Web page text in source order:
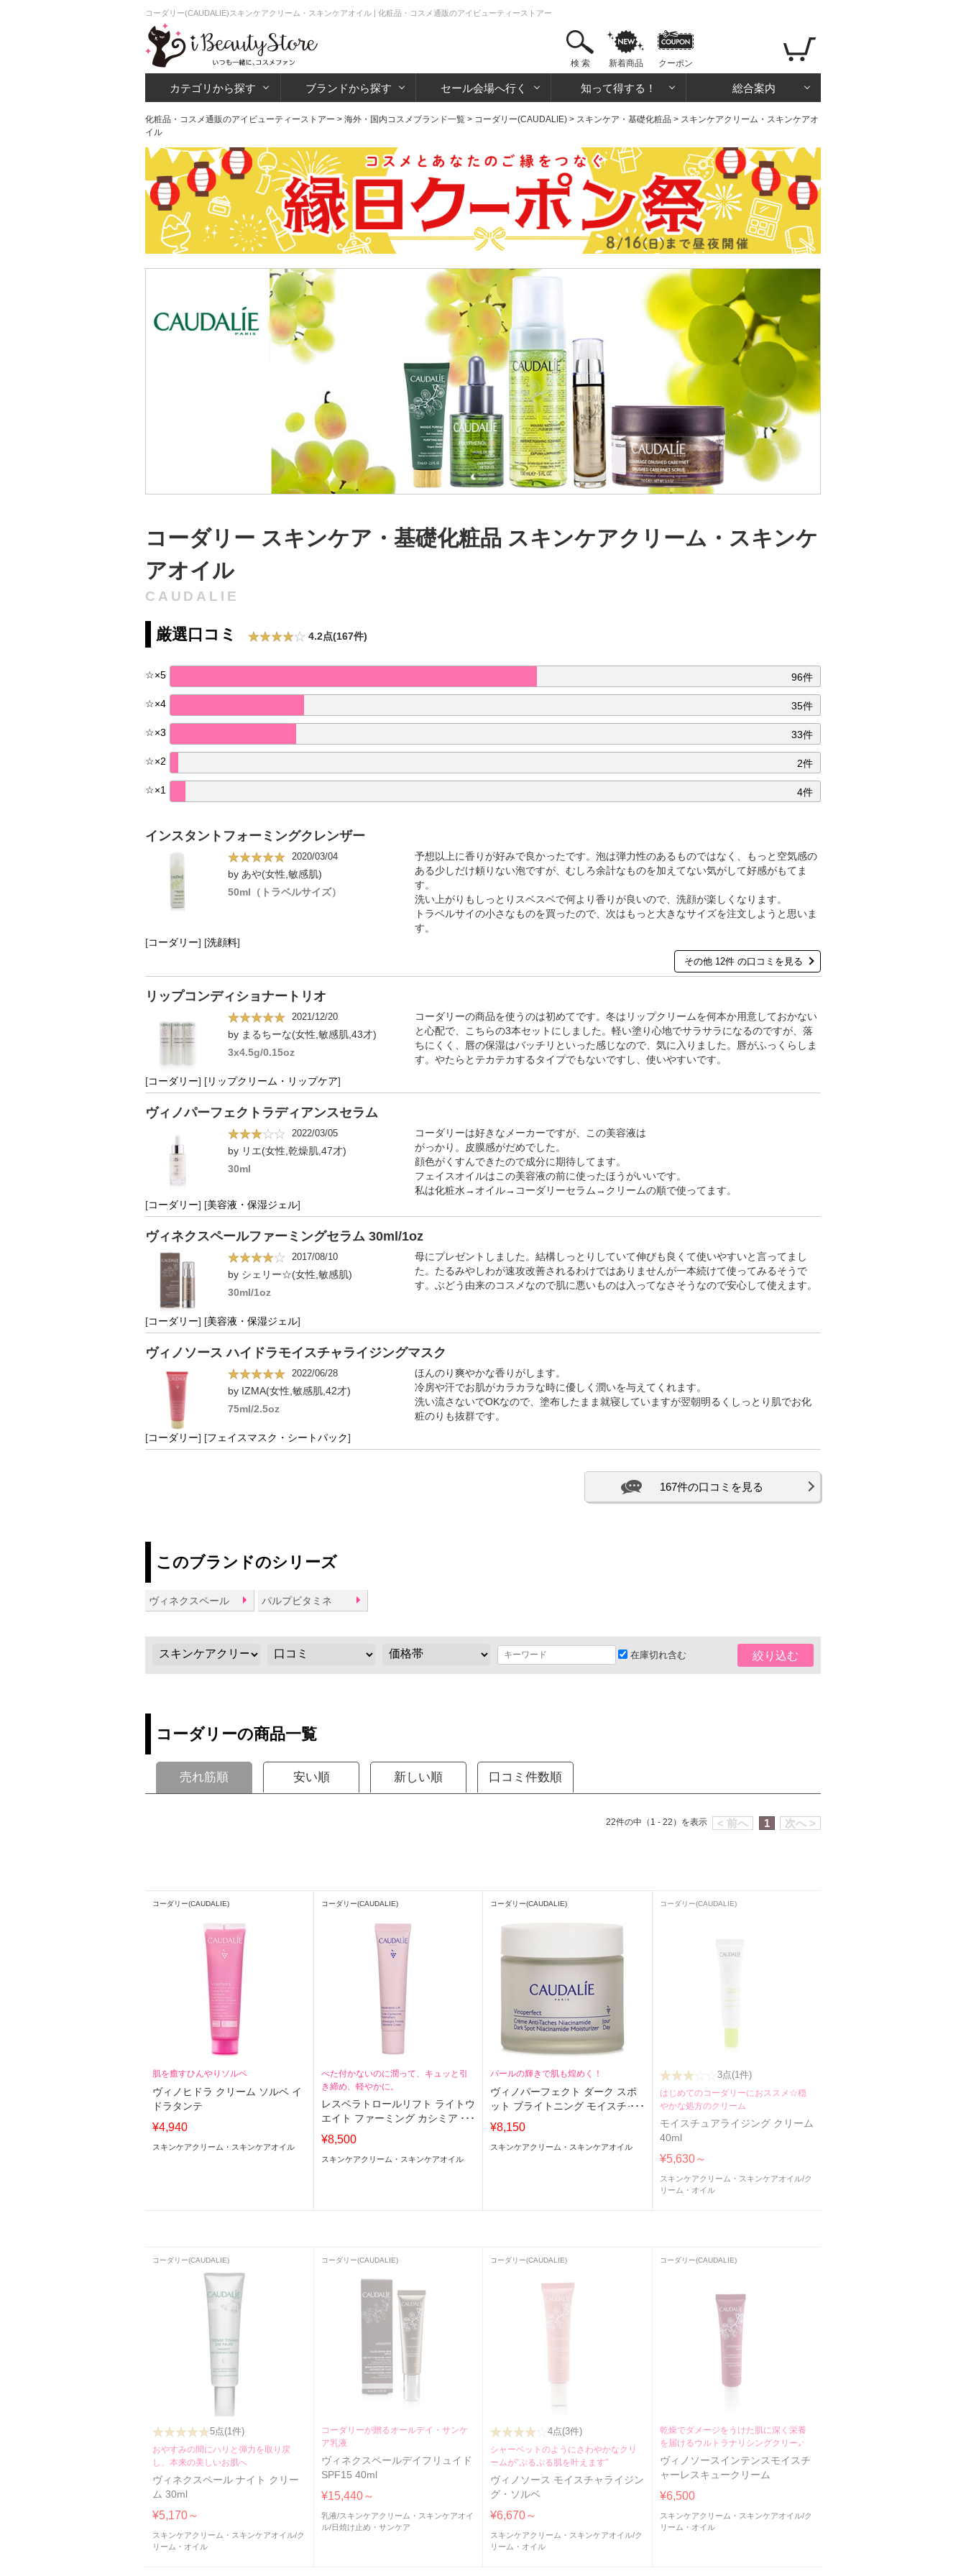
コーダリー(CAUDALIE)スキンケアクリーム・スキンケアオイル | 化粧品・コスメ通販のアイビューティーストアー
検 索 新着商品 クーポン
カテゴリから探す ブランドから探す セール会場へ行く 知って得する！ 総合案内
化粧品・コスメ通販のアイビューティーストアー > 海外・国内コスメブランド一覧 > コーダリー(CAUDALIE) > スキンケア・基礎化粧品 > スキンケアクリーム・スキンケアオ
イル
コーダリー スキンケア・基礎化粧品 スキンケアクリーム・スキンケ
アオイル
CAUDALIE
厳選口コミ 4.2点(167件)
☆×5 96件
☆×4 35件
☆×3 33件
☆×2 2件
☆×1 4件
インスタントフォーミングクレンザー
2020/03/04
by あや(女性,敏感肌)
50ml（トラベルサイズ）
予想以上に香りが好みで良かったです。泡は弾力性のあるものではなく、もっと空気感の
ある少しだけ頼りない泡ですが、むしろ余計なものを加えてない気がして好感がもてま
す。
洗い上がりもしっとりスベスベで何より香りが良いので、洗顔が楽しくなります。
トラベルサイの小さなものを買ったので、次はもっと大きなサイズを注文しようと思いま
す。
[コーダリー] [洗顔料]
その他 12件 の口コミを見る
リップコンディショナートリオ
2021/12/20
by まるちーな(女性,敏感肌,43才)
3x4.5g/0.15oz
コーダリーの商品を使うのは初めてです。冬はリップクリームを何本か用意しておかない
と心配で、こちらの3本セットにしました。軽い塗り心地でサラサラになるのですが、落
ちにくく、唇の保湿はバッチリといった感じなので、気に入りました。唇がふっくらしま
す。やたらとテカテカするタイプでもないですし、使いやすいです。
[コーダリー] [ リップクリーム・リップケア]
ヴィノパーフェクトラディアンスセラム
2022/03/05
by リエ(女性,乾燥肌,47才)
30ml
コーダリーは好きなメーカーですが、この美容液は
がっかり。皮膜感がだめでした。
顔色がくすんできたので成分に期待してます。
フェイスオイルはこの美容液の前に使ったほうがいいです。
私は化粧水→オイル→コーダリーセラム→クリームの順で使ってます。
[コーダリー] [美容液・保湿ジェル]
ヴィネクスペールファーミングセラム 30ml/1oz
2017/08/10
by シェリー☆(女性,敏感肌)
30ml/1oz
母にプレゼントしました。結構しっとりしていて伸びも良くて使いやすいと言ってまし
た。たるみやしわが速攻改善されるわけではありませんが一本続けて使ってみるそうで
す。ぶどう由来のコスメなので肌に悪いものは入ってなさそうなので安心して使えます。
[コーダリー] [美容液・保湿ジェル]
ヴィノソース ハイドラモイスチャライジングマスク
2022/06/28
by IZMA(女性,敏感肌,42才)
75ml/2.5oz
ほんのり爽やかな香りがします。
冷房や汗でお肌がカラカラな時に優しく潤いを与えてくれます。
洗い流さないでOKなので、塗布したまま就寝していますが翌朝明るくしっとり肌でお化
粧のりも抜群です。
[コーダリー] [フェイスマスク・シートパック]
167件の口コミを見る
このブランドのシリーズ
ヴィネクスペール パルプビタミネ
在庫切れ含む 絞り込む
コーダリーの商品一覧
売れ筋順 安い順 新しい順 口コミ件数順
< 前へ 1 次へ >
22件の中（1 - 22）を表示
コーダリー(CAUDALIE)
肌を癒すひんやりソルベ
ヴィノヒドラ クリーム ソルベ イ
ドラタンテ
¥4,940
スキンケアクリーム・スキンケアオイル
コーダリー(CAUDALIE)
べた付かないのに潤って、キュッと引
き締め、軽やかに。
レスベラトロールリフト ライトウ
エイト ファーミング カシミア ク
リーム
¥8,500
スキンケアクリーム・スキンケアオイル
コーダリー(CAUDALIE)
パールの輝きで肌も煌めく！
ヴィノパーフェクト ダーク スポ
ット ブライトニング モイスチャ
ライザー ウィズ ナイアシンアミ
¥8,150
スキンケアクリーム・スキンケアオイル
コーダリー(CAUDALIE)
3点(1件)
はじめてのコーダリーにおススメ☆穏
やかな処方のクリーム
モイスチュアライジング クリーム
40ml
¥5,630～
スキンケアクリーム・スキンケアオイル/ク
リーム・オイル
コーダリー(CAUDALIE)
5点(1件)
おやすみの間にハリと弾力を取り戻
し、本来の美しいお肌へ
ヴィネクスペール ナイト クリー
ム 30ml
¥5,170～
スキンケアクリーム・スキンケアオイル/ク
リーム・オイル
コーダリー(CAUDALIE)
コーダリーが贈るオールデイ・サンケ
ア乳液
ヴィネクスペールデイフリュイド
SPF15 40ml
¥15,440～
乳液/スキンケアクリーム・スキンケアオイ
ル/日焼け止め・サンケア
コーダリー(CAUDALIE)
4点(3件)
シャーベットのようにさわやかなクリ
ームが”ぷるぷる肌を叶えます”
ヴィノソース モイスチャライジン
グ・ソルベ
¥6,670～
スキンケアクリーム・スキンケアオイル/ク
リーム・オイル
コーダリー(CAUDALIE)
乾燥でダメージをうけた肌に深く栄養
を届けるウルトラナリシングクリーム
ヴィノソースインテンスモイスチ
ャーレスキュークリーム
¥6,500
スキンケアクリーム・スキンケアオイル/ク
リーム・オイル